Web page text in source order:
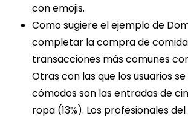
con emojis.
Como sugiere el ejemplo de
completar la compra de
transacciones más comunes
Otras con las que los usuarios
cómodos son las entradas de
ropa (13%). Los profesionales